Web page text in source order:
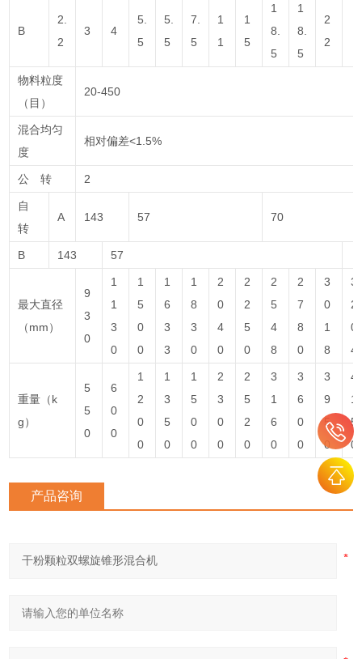
B
2.
2
3 4
5.
5
5.
5
7.
5
1
1
1
5
1
8.
5
1
8.
5
2
2
物料粒度
（目）
20-450
混合均匀
度
相对偏差<1.5%
公 转 2
自
转
A 143 57 70
B 143 57
最大直径
（mm）
9
3
0
1
1
3
0
1
5
0
0
1
6
3
3
1
8
3
0
2
0
4
0
2
2
5
0
2
5
4
8
2
7
8
0
3
0
1
8
3
2
0
4
重量（k
g）
5
5
0
6
0
0
1
2
0
0
1
3
5
0
1
5
0
0
2
3
0
0
2
5
2
0
3
1
6
0
3
6
0
0
3
9
5
0
4
1
5
0
产品咨询